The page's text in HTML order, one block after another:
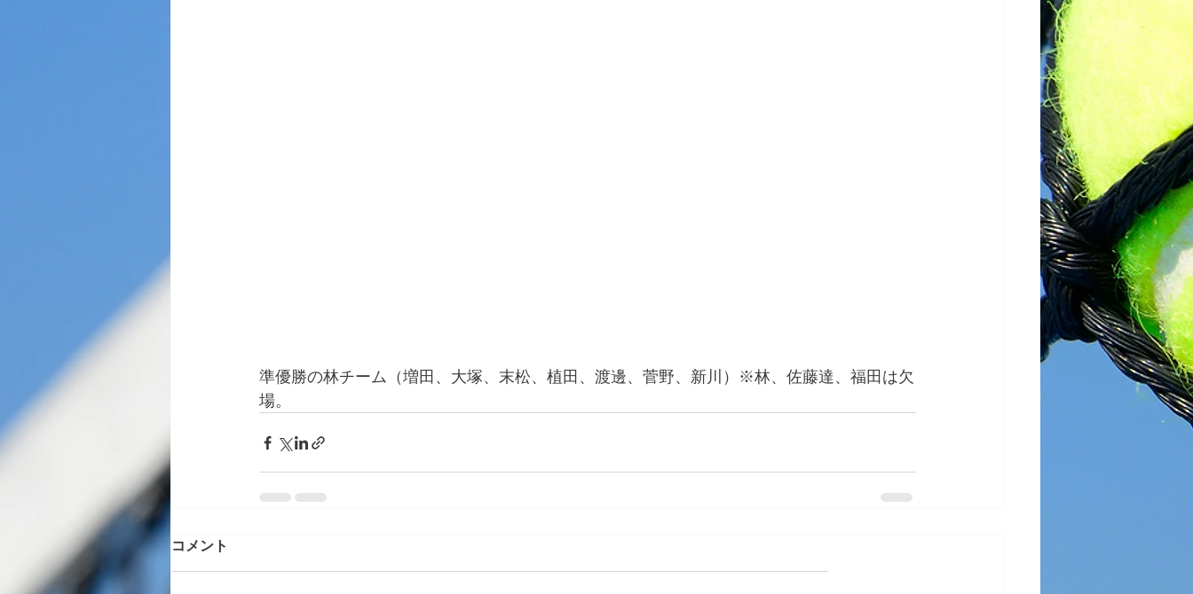
準優勝の林チーム（増田、大塚、末松、植田、渡邊、菅野、新川）※林、佐藤達、福田は欠
場。
コメント